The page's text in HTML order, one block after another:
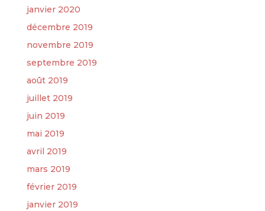
janvier 2020
décembre 2019
novembre 2019
septembre 2019
août 2019
juillet 2019
juin 2019
mai 2019
avril 2019
mars 2019
février 2019
janvier 2019